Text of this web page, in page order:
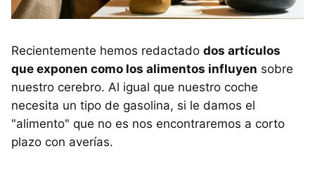
Recientemente hemos redactado dos artículos
que exponen como los alimentos influyen sobre
nuestro cerebro. Al igual que nuestro coche
necesita un tipo de gasolina, si le damos el
"alimento" que no es nos encontraremos a corto
plazo con averías.